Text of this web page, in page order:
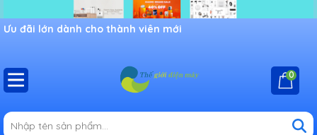
Ưu đãi lớn dành cho thành viên mới
0